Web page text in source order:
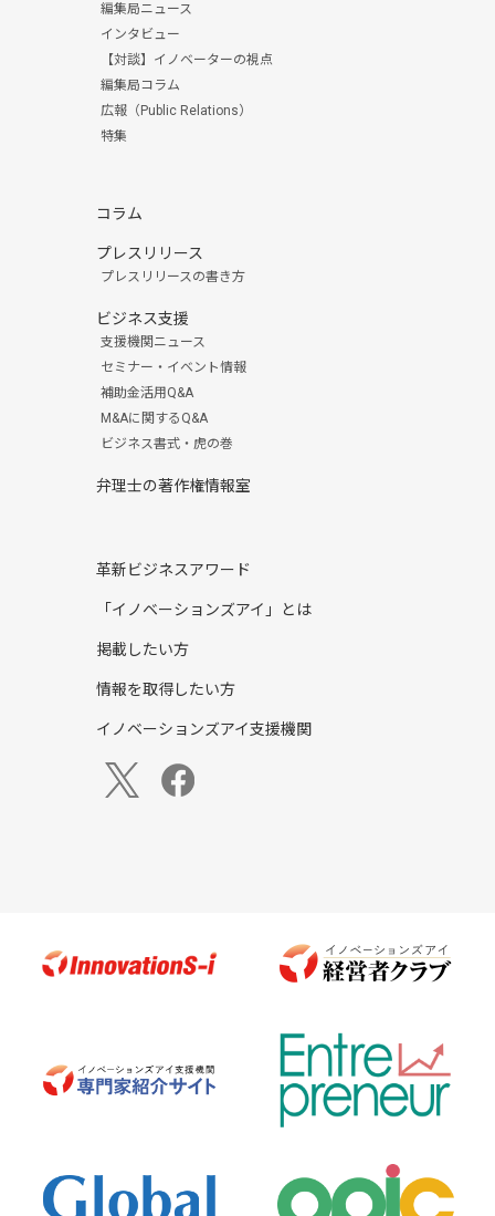
編集局ニュース
インタビュー
【対談】イノベーターの視点
編集局コラム
広報（Public Relations）
特集
コラム
プレスリリース
プレスリリースの書き方
ビジネス支援
支援機関ニュース
セミナー・イベント情報
補助金活用Q&A
M&Aに関するQ&A
ビジネス書式・虎の巻
弁理士の著作権情報室
革新ビジネスアワード
「イノベーションズアイ」とは
掲載したい方
情報を取得したい方
イノベーションズアイ支援機関